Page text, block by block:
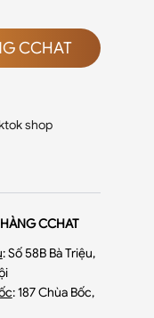
CCHAT
shop
CCHAT
:Số 58B Bà Triệu,
:187 Chùa Bốc,